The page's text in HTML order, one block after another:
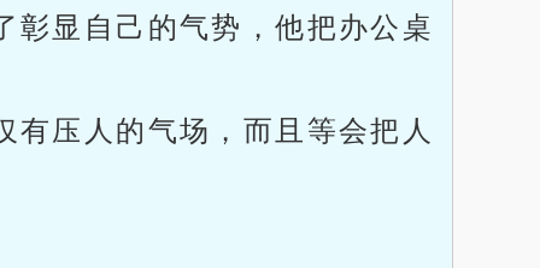
彰显自己的气势，他把办公桌
压人的气场，而且等会把人